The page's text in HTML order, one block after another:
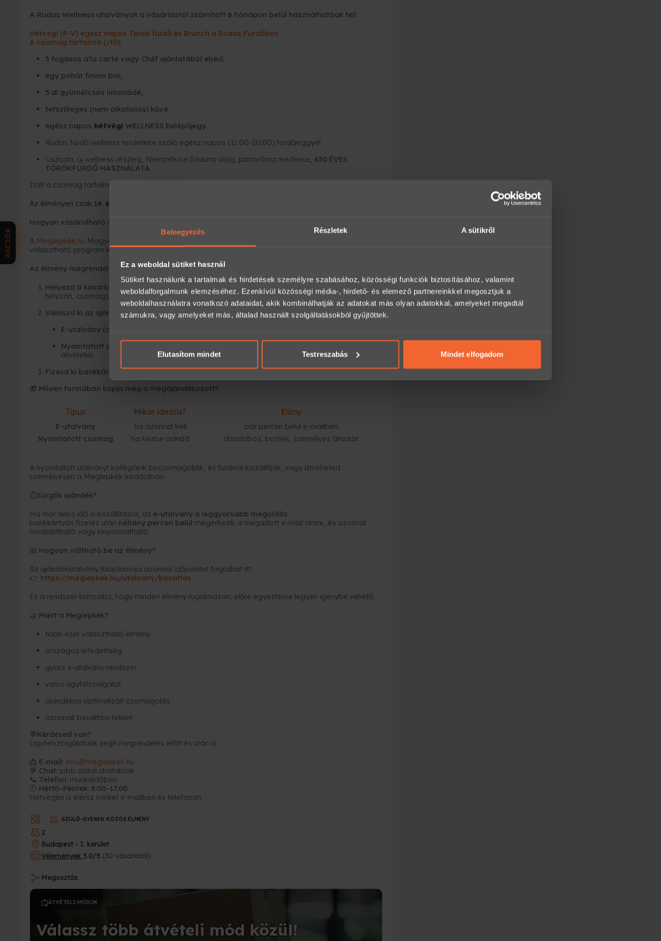
Beleegyezés Részletek A sütikről
Ez a weboldal sütiket használ
Sütiket használunk a tartalmak és hirdetések személyre szabásához, közösségi funkciók biztosításához, valamint
weboldalforgalmunk elemzéséhez. Ezenkívül közösségi média-, hirdető- és elemező partnereinkkel megosztjuk a
weboldalhasználatra vonatkozó adataidat, akik kombinálhatják az adatokat más olyan adatokkal, amelyeket megadtál
számukra, vagy amelyeket más, általad használt szolgáltatásokból gyűjtöttek.
Elutasítom mindet Testreszabás Mindet elfogadom
A Rudas Wellness utalványok a vásárlástól számított 6 hónapon belül használhatóak fel!
Hétvégi (P-V) egész napos Török fürdő és Brunch a Rudas Fürdőben
A csomag tartalma (/fő):
3 fogásos a'la carte vagy Chéf ajánlatából ebéd,
egy pohár finom bor,
5 dl gyümölcsös limonádé,
tetszőleges (nem alkoholos) kávé
egész napos hétvégi WELLNESS belépőjegy.
Rudas fürdő wellness területeire szóló egész napos (11:00-20:00) fürdőjeggyel.
Uszoda, új wellness részleg, Nemzetközi Szauna világ, panoráma medence, 450 ÉVES
TÖRÖKFÜRDŐ HASZNÁLATA.
Italt a csomag tartalmaz a fent leírtak szerint.
Az élményen csak 14. évét betöltött
Hogyan vásárolható meg ez az élmény ajándékutalványként a Meglepkéken?
A Meglepkék.hu Magyarország egyik legnagyobb élményajándék-platformja, ahol több ezer
választható program közül ajándékozhatsz rugalmasan és biztonságosan.
Az élmény megrendelése 3 egyszerű lépésből áll:
Helyezd a kosárba az élményt,
majd válaszd ki a számodra megfelelő opciót (időtartam,
helyszín, csomag).
Válaszd ki az ajándékutalvány típusát:
E-utalvány (online)
Nyomtatott ajándékutalvány
átvétellel.
Fizesd ki bankkártyával, SZÉP kártyával és már kész is az ajándék.
🎁 Milyen formában kapja meg a megajándékozott?
Típus Mikor ideális? Előny
E-utalvány ha azonnal kell
pár percen belül e-mailben
Nyomtatott csomag
ha kézbe adnád díszdoboz, boríték, személyes átadás
A nyomtatott utalványt kollégáink becsomagolják, és futárral kiszállítják, vagy átveheted
személyesen a Meglepkék irodájában.
⏱Sürgős ajándék?
Ha már nincs idő a kiszállításra, az e-utalvány a leggyorsabb megoldás:
bankkártyás fizetés után néhány percen belül megérkezik a megadott e-mail címre, és azonnal
továbbítható vagy kinyomtatható.
📅 Hogyan váltható be az élmény?
Az ajándékutalvány tulajdonosa azonnal időpontot foglalhat itt:
👉 https://meglepkek.hu/utalvany/bevaltas
Ez a rendszer biztosítja, hogy minden élmény rugalmasan, előre egyeztetve legyen igénybe vehető.
🤝 Miért a Meglepkék?
több ezer választható élmény
országos lefedettség
gyors e-utalvány rendszer
valós ügyfélszolgálat
ajándékra optimalizált csomagolás
azonnali beváltási felület
💬Kérdésed van?
Ügyfélszolgálatunk segít megrendelés előtt és után is:
📩 E-mail: info@meglepkek.hu
💬 Chat: jobb oldali chatablak
📞 Telefon: munkaidőben
🕘 Hétfő–Péntek: 8:00–17:00
Hétvégén is elérsz minket e-mailben és telefonon.
SZÜLŐ-GYEREK KÖZÖS ÉLMÉNY
2
Budapest - I. kerület
Vélemények 5.0/5 (30 vásárlótól)
Megosztás
ÁTVÉTELI MÓDOK
Válassz több átvételi mód közül!
AKCIÓK